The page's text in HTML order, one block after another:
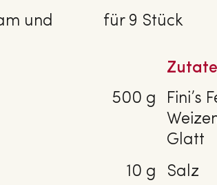
und
für 9 Stück
500 g
Fini’s
Glatt
10 g
Salz